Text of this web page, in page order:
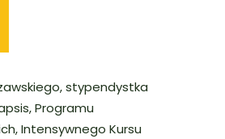
stypendystka
Programu
Intensywnego Kursu